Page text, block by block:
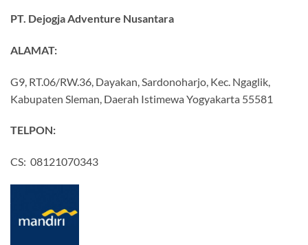
PT. Dejogja Adventure Nusantara
ALAMAT:
G9, RT.06/RW.36, Dayakan, Sardonoharjo, Kec. Ngaglik,
Kabupaten Sleman, Daerah Istimewa Yogyakarta 55581
TELPON:
CS: 08121070343